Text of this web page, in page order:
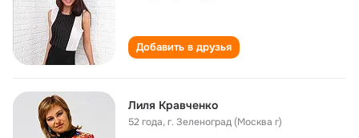
Добавить в друзья
Лиля Кравченко
52 года,г. Зеленоград (Москва г)